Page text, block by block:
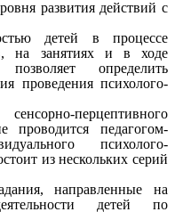
развития действий с
детей в процессе
на занятиях и в ходе
позволяет определить
проведения психолого-
перцептивного
проводится педагогом-
психолого-
из нескольких серий
направленные на
детей по